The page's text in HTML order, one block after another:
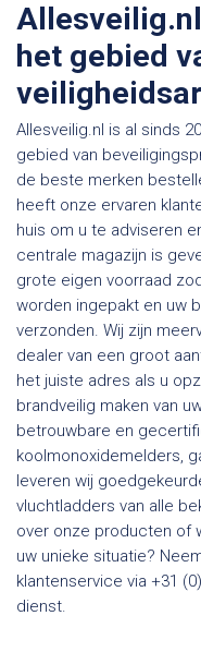
het gebied
Allesveilig.nl is al sinds
gebied van
de beste merken
heeft onze ervaren
huis om u te adviseren
centrale magazijn is
grote eigen voorraad
worden ingepakt en uw
verzonden. Wij zijn
dealer van een groot
het juiste adres als u
brandveilig maken van
betrouwbare en
koolmonoxidemelders,
leveren wij
vluchtladders van alle
over onze producten of
uw unieke situatie?
klantenservice via +31
dienst.